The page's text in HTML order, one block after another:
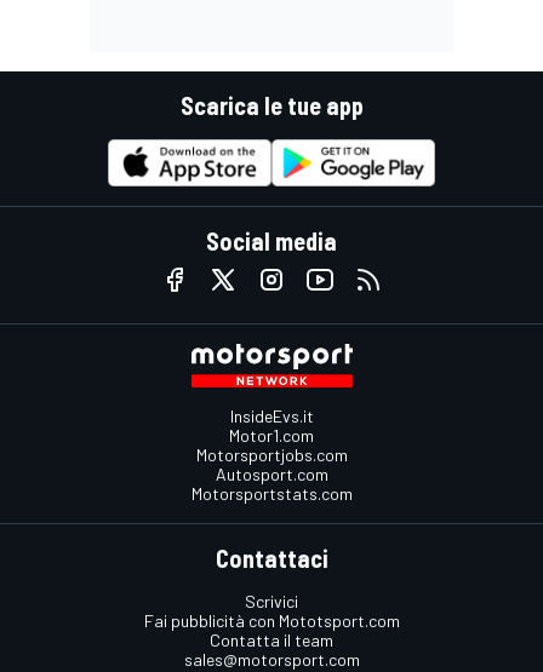
Scarica le tue app
Social media
InsideEvs.it
Motor1.com
Motorsportjobs.com
Autosport.com
Motorsportstats.com
Contattaci
Scrivici
Fai pubblicità con Mototsport.com
Contatta il team
sales@motorsport.com